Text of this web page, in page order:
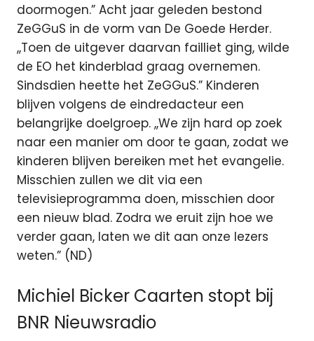
doormogen.” Acht jaar geleden bestond
ZeGGuS in de vorm van De Goede Herder.
,,Toen de uitgever daarvan failliet ging, wilde
de EO het kinderblad graag overnemen.
Sindsdien heette het ZeGGuS.” Kinderen
blijven volgens de eindredacteur een
belangrijke doelgroep. ,,We zijn hard op zoek
naar een manier om door te gaan, zodat we
kinderen blijven bereiken met het evangelie.
Misschien zullen we dit via een
televisieprogramma doen, misschien door
een nieuw blad. Zodra we eruit zijn hoe we
verder gaan, laten we dit aan onze lezers
weten.” (ND)
Michiel Bicker Caarten stopt bij
BNR Nieuwsradio